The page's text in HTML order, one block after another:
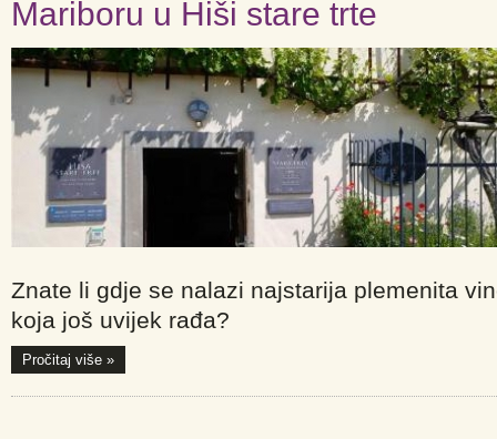
Mariboru u Hiši stare trte
Znate li gdje se nalazi najstarija plemenita
koja još uvijek rađa?
Pročitaj više »